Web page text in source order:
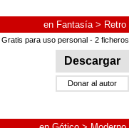
en Fantasía> Retro
Gratis para uso personal - 2 ficheros
Descargar
Donar al autor